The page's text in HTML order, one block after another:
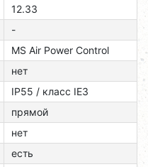
12.33
-
MS Air Power Control
нет
ІР55 / класс ІЕЗ
прямой
нет
есть